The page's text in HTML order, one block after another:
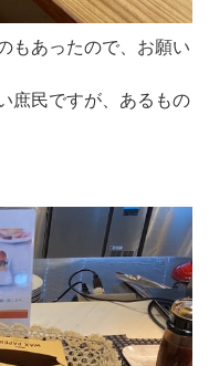
もあったので、お願い
庶民ですが、あるもの